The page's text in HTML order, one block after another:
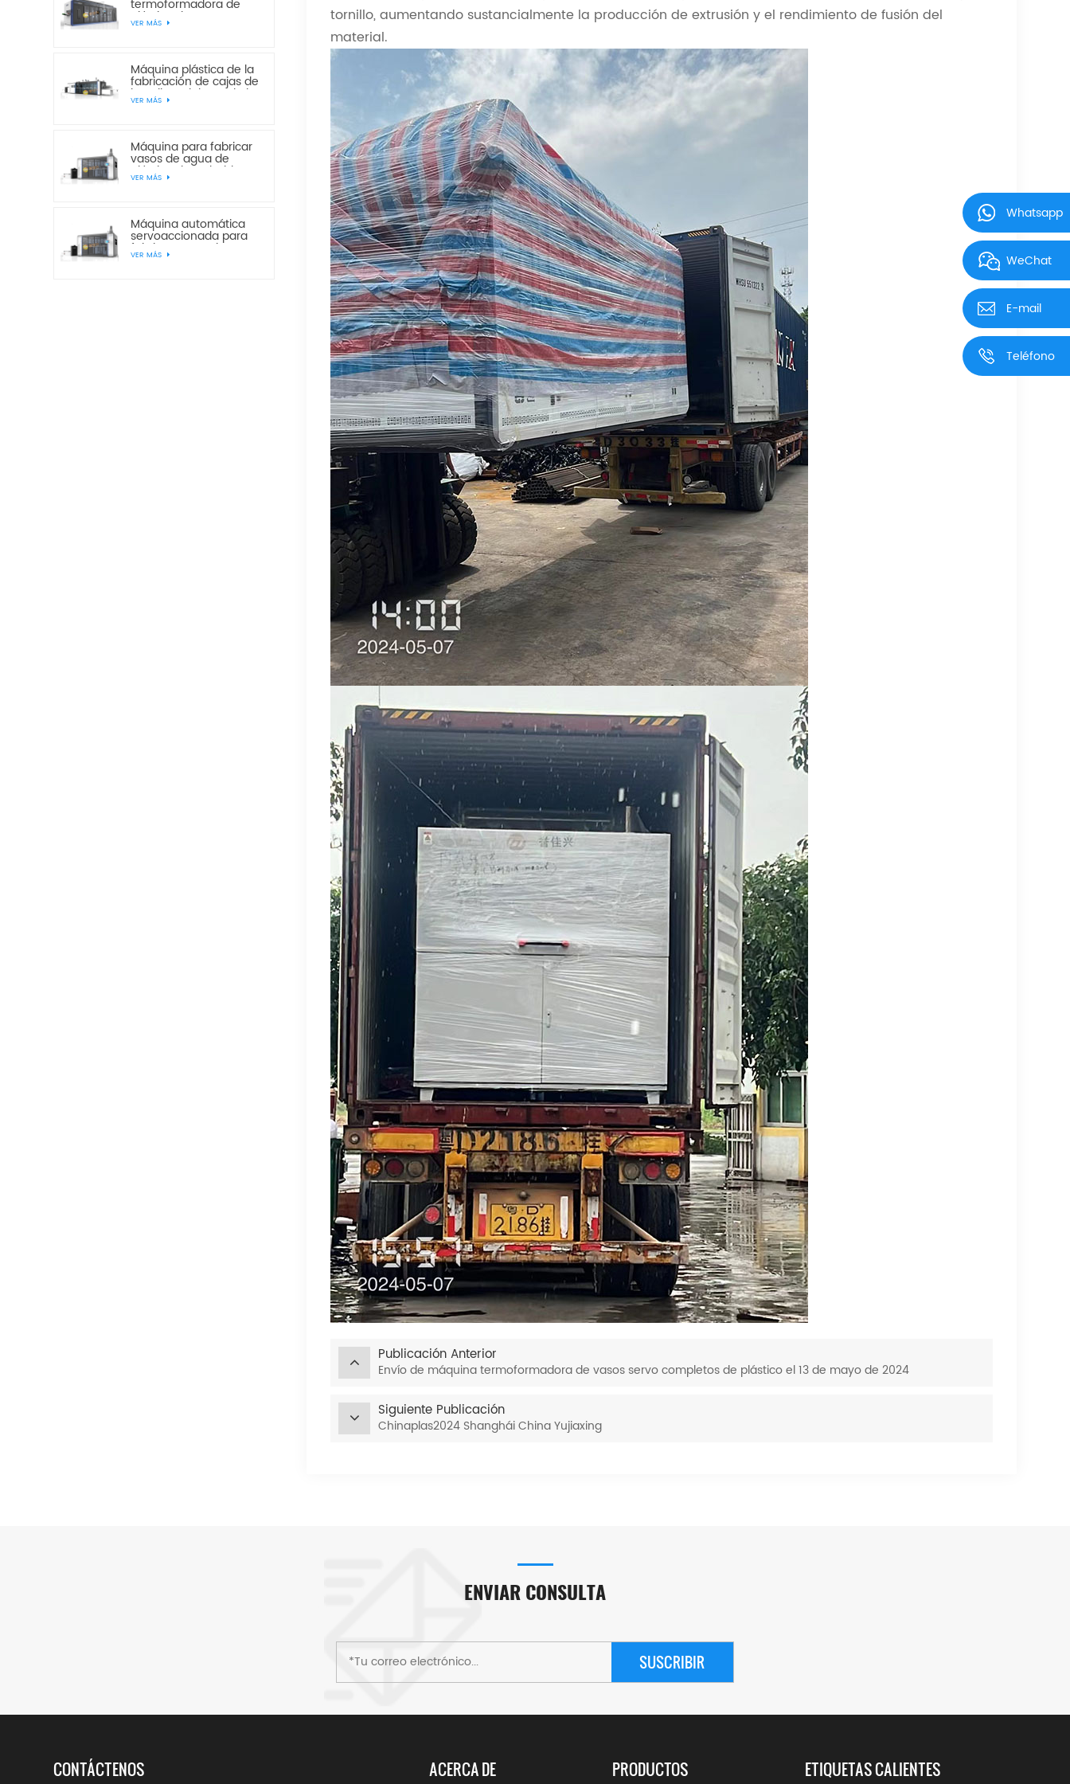
tornillo, aumentando sustancialmente la producción de extrusión y el rendimiento de fusión del
material.
Publicación Anterior
Envío de máquina termoformadora de vasos servo completos de plástico el 13 de mayo de 2024
Siguiente Publicación
Chinaplas2024 Shanghái China Yujiaxing
termoformadora de
plástico de cuatro
estaciones
650
VER MÁS
Máquina plástica de la
fabricación de cajas de
la galleta del pan de la
torta de la estación del
VER MÁS
Máquina para fabricar
vasos de agua de
plástico desechables
servoautomáticos
VER MÁS
Máquina automática
servoaccionada para
fabricar vasos de agua
desechables de
VER MÁS
ENVIAR CONSULTA
SUSCRIBIR
CONTÁCTENOS ACERCA DE PRODUCTOS ETIQUETAS CALIENTES
Whatsapp
WeChat
E-mail
Teléfono